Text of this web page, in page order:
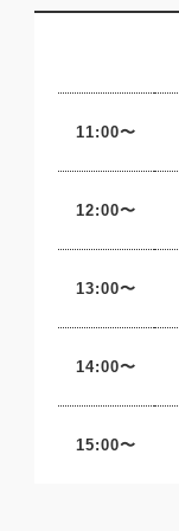
11:00〜
12:00〜
13:00〜
14:00〜
15:00〜